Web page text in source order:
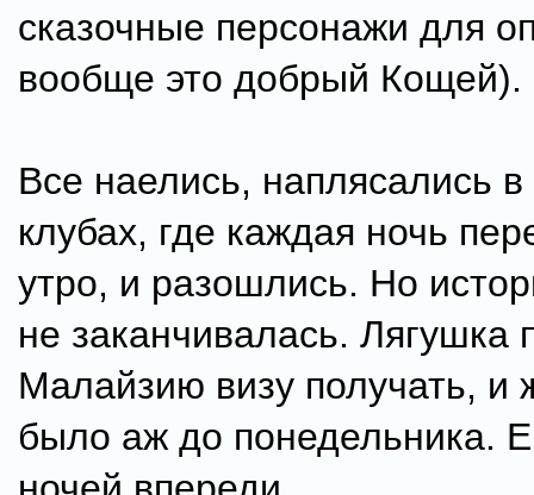
сказочные персонажи для
вообще это добрый Кощей).
Все наелись, наплясались
клубах, где каждая ночь
утро, и разошлись. Но
не заканчивалась. Лягушка
Малайзию визу получать, и
было аж до понедельника.